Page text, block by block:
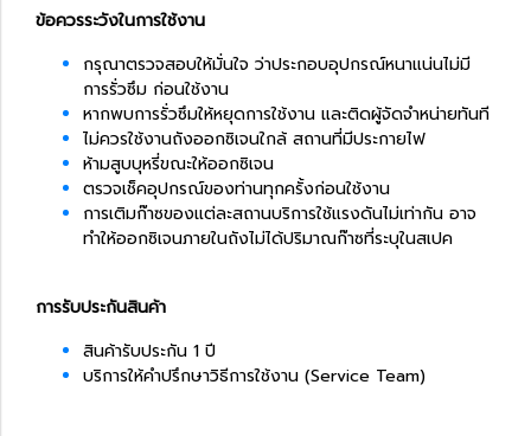
ข้อควรระวังในการใช้งาน
กรุณาตรวจสอบให้มั่นใจ ว่าประกอบอุปกรณ์หนาแน่นไม่มี
การรั่วซึม ก่อนใช้งาน
หากพบการรั่วซึมให้หยุดการใช้งาน และติดผู้จัดจำหน่ายทันที
ไม่ควรใช้งานถังออกซิเจนใกล้ สถานที่มีประกายไฟ
ห้ามสูบบุหรี่ขณะให้ออกซิเจน
ตรวจเช็คอุปกรณ์ของท่านทุกครั้งก่อนใช้งาน
การเติมก๊าซของแต่ละสถานบริการใช้แรงดันไม่เท่ากัน อาจ
ทำให้ออกซิเจนภายในถังไม่ได้ปริมาณก๊าซที่ระบุในสเปค
การรับประกันสินค้า
สินค้ารับประกัน 1 ปี
บริการให้คำปรึกษาวิธีการใช้งาน (Service Team)